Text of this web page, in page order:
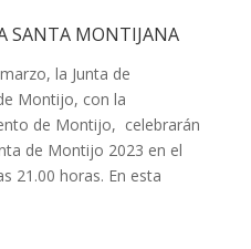
SANTA MONTIJANA
la Junta de
Montijo, con la
de Montijo, celebrarán
de Montijo 2023 en el
21.00 horas. En esta